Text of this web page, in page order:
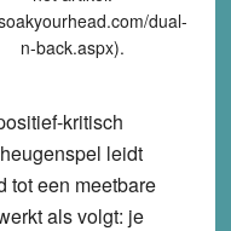
dual-
n-back.aspx).
kritisch
leidt
tot een meetbare
als volgt: je